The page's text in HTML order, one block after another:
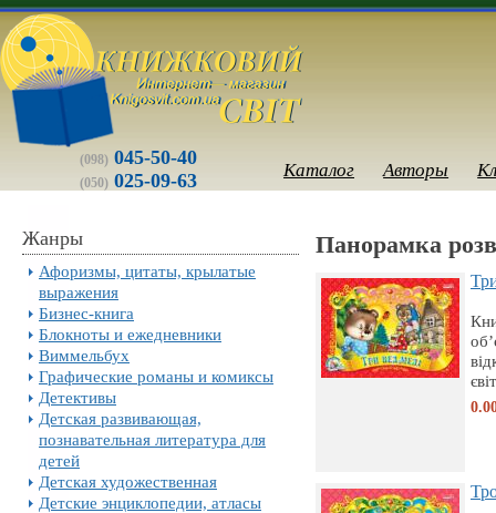
(098) 045-50-40
(050) 025-09-63 Каталог Авторы
Жанры
Афоризмы, цитаты, крылатые
выражения
Бизнес-книга
Блокноты и ежедневники
Виммельбух
Графические романы и комиксы
Детективы
Детская развивающая,
познавательная литература для
детей
Детская художественная
Детские энциклопедии, атласы
Панорамка